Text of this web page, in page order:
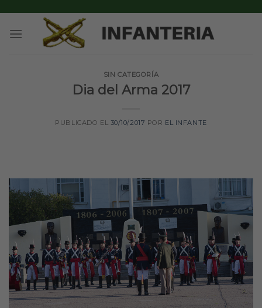
content
SIN CATEGORÍA
Dia del Arma 2017
PUBLICADO EL 30/10/2017 POR EL INFANTE